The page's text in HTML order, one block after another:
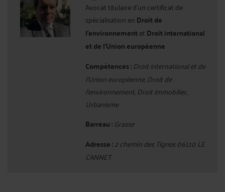
Avocat titulaire d'un certificat de
spécialisation en Droit de
l'environnementet Droit international
et de l'Union européenne
Compétences : Droit international et de
l'Union européenne, Droit de
l'environnement, Droit immobilier,
Urbanisme
Barreau : Grasse
Adresse :2 chemin des Tignes 06110 LE
CANNET